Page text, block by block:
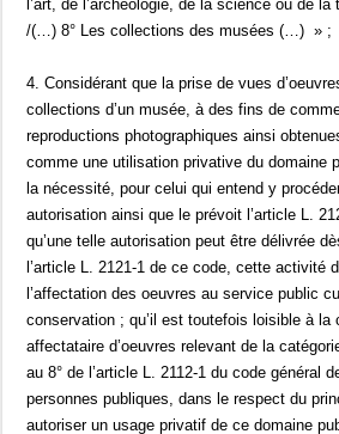
l’art, de l’archéologie, de la science ou de
/(…) 8° Les collections des musées (…) » ;
4. Considérant que la prise de vues
collections d’un musée, à des fins de
reproductions photographiques ainsi
comme une utilisation privative du domaine
la nécessité, pour celui qui entend y
autorisation ainsi que le prévoit l’article L.
qu’une telle autorisation peut être délivrée
l’article L. 2121-1 de ce code, cette activité
l’affectation des oeuvres au service public
conservation ; qu’il est toutefois loisible à la
affectataire d’oeuvres relevant de la
au 8° de l’article L. 2112-1 du code général
personnes publiques, dans le respect du
autoriser un usage privatif de ce domaine